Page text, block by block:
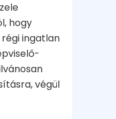
hogy
ingatlan
végül